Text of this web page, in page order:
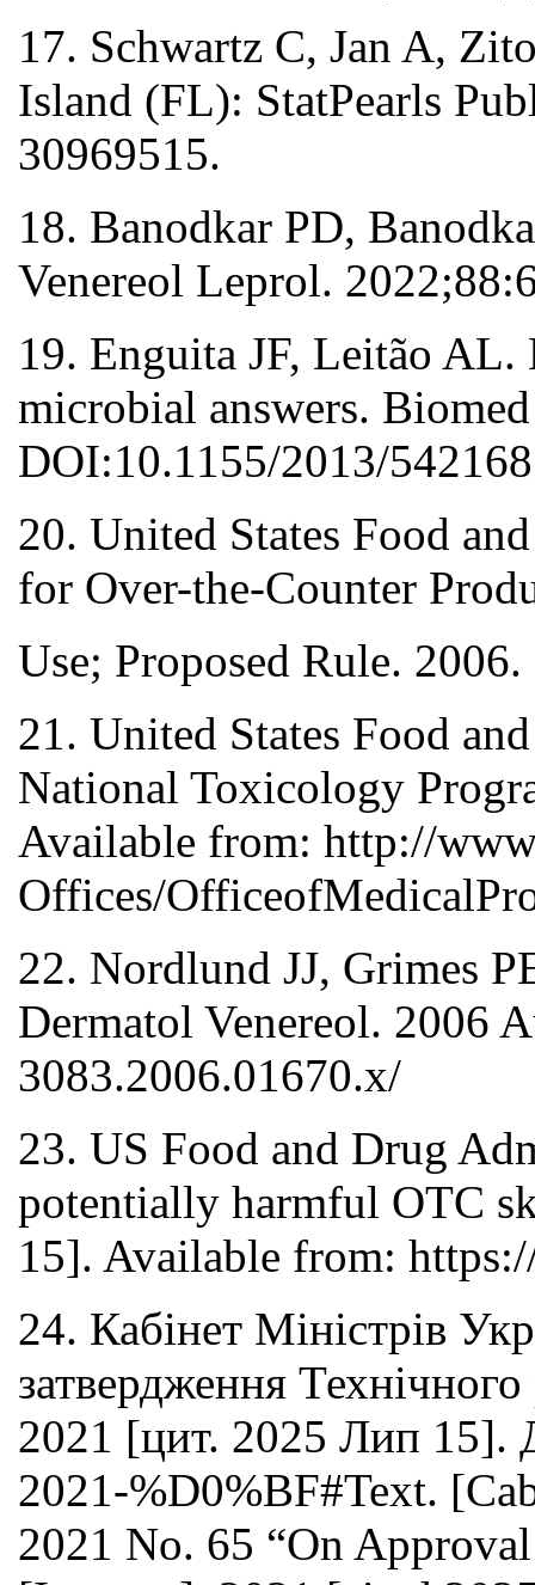
17. Schwartz C, Jan A,
Island (FL): StatPearls
30969515.
18. Banodkar PD,
Venereol Leprol.
19. Enguita JF, Leitão
microbial answers.
DOI:10.1155/2013/
20. United States Food
for Over-the-Counter
Use; Proposed Rule.
21. United States Food
National Toxicology
Available from: http://
Offices/
22. Nordlund JJ, Grimes
Dermatol Venereol. 2006
3083.2006.01670.x/
23. US Food and Drug
potentially harmful OTC
15]. Available from:
24. Кабінет Міністрів
затвердження
2021 [цит. 2025 Лип 15].
2021-%D0%BF#Text.
2021 No. 65 “On